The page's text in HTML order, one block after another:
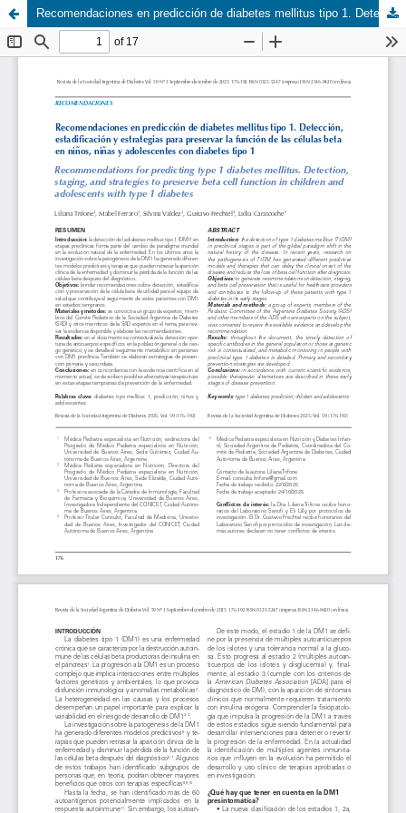
Recomendaciones en predicción de diabetes mellitus tipo 1. Detección, estadificación y estrategias para preservar la función de las células beta en niños, niñas y adolescentes con diabetes tipo 1